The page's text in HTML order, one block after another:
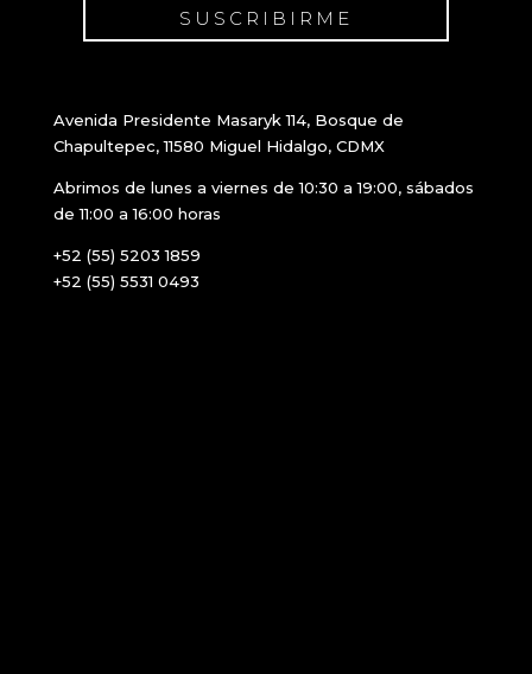
SUSCRIBIRME
Avenida Presidente Masaryk 114, Bosque de
Chapultepec, 11580 Miguel Hidalgo, CDMX
Abrimos de lunes a viernes de 10:30 a 19:00, sábados
de 11:00 a 16:00 horas
+52 (55) 5203 1859
+52 (55) 5531 0493